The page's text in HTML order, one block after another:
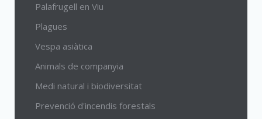
Palafrugell en Viu
Plagues
Vespa asiàtica
Animals de companyia
Medi natural i biodiversitat
Prevenció d'incendis forestals